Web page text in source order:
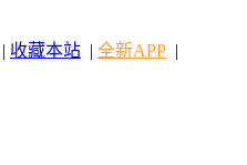
| 收藏本站 | 全新APP |